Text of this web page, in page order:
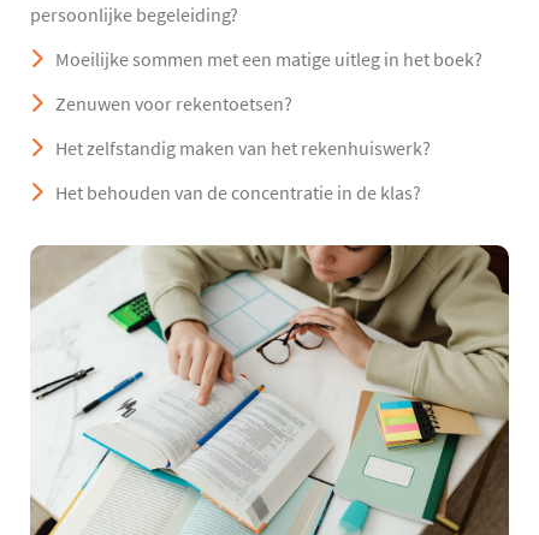
persoonlijke begeleiding?
Moeilijke sommen met een matige uitleg in het boek?
Zenuwen voor rekentoetsen?
Het zelfstandig maken van het rekenhuiswerk?
Het behouden van de concentratie in de klas?